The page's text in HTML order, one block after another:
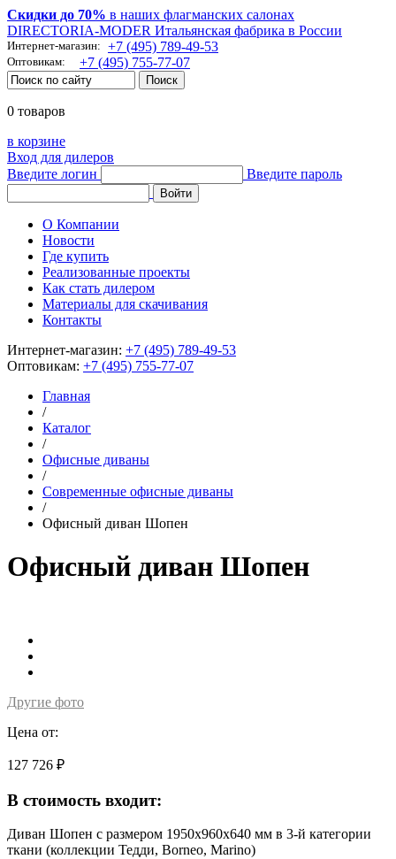
Скидки до 70% в наших флагманских салонах
DIRECTORIA-MODER Итальянская фабрика в России
Интернет-магазин: +7 (495) 789-49-53
Оптовикам: +7 (495) 755-77-07
0 товаров
в корзине
Вход для дилеров
Введите логин
Введите пароль
О Компании
Новости
Где купить
Реализованные проекты
Как стать дилером
Материалы для скачивания
Контакты
Интернет-магазин: +7 (495) 789-49-53
Оптовикам: +7 (495) 755-77-07
Главная
/
Каталог
/
Офисные диваны
/
Современные офисные диваны
/
Офисный диван Шопен
Офисный диван Шопен
Другие фото
Цена от:
127 726 ₽
В стоимость входит:
Диван Шопен с размером 1950х960х640 мм в 3-й категории
ткани (коллекции Тедди, Borneo, Marino)